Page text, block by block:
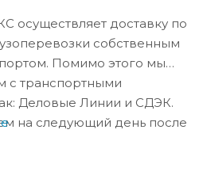
доставку по
собственным
Помимо этого мы
с транспортными
Деловые Линии и СДЭК.
на следующий день после